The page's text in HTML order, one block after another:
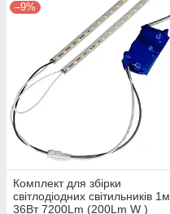
–9%
Комплект для збірки
світлодіодних світильників 1м
36Вт 7200Lm (200Lm W )